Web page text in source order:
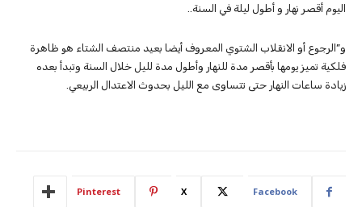
اليوم أقصر نهار و أطول ليلة في السنة..
و”الرجوع أو الانقلاب الشتوي المعروف أيضا بعيد منتصف الشتاء هو ظاهرة
فلكية تميز يومها بأقصر مدة للنهار وأطول مدة لليل خلال السنة وتبدأ بعده
زيادة ساعات النهار حتى تتساوى مع الليل بحدوث الاعتدال الربيعي.
Facebook
X
Pinterest